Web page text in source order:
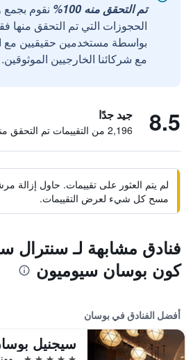
تم التحقق منه 100%
نقوم
الحجوزات التي تم التحقق منها
مع شركائنا الخارجيين الموثوقين.
8.5 جيد جدًا
2,196 من التقييمات تم التحقق منها
لم يتم العثور على تقييمات. حاول إزالة
مسح كل شيء لعرض التقييمات.
فنادق مشابهة لـ سنترال
كون بوسان سيوميون
أفضل الفنادق في بوسان
سيجنيل
ممتاز